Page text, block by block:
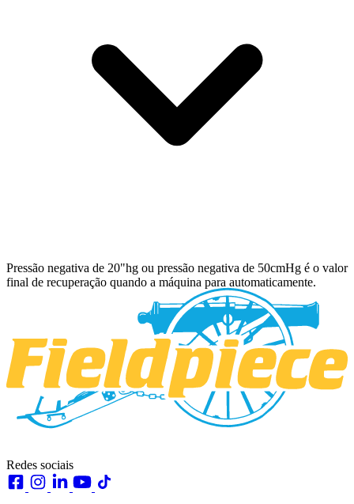
Pressão negativa de 20"hg ou pressão negativa de 50cmHg é o valor
final de recuperação quando a máquina para automaticamente.
Redes sociais